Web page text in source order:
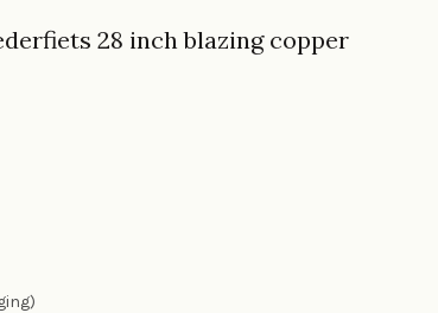
28 inch blazing copper